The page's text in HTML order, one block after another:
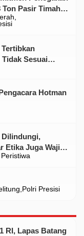
Ton Pasir Timah
Sesuai
Hotman
Dilindungi,
Etika Juga Wajib
Polri Presisi
RI, Lapas Batang